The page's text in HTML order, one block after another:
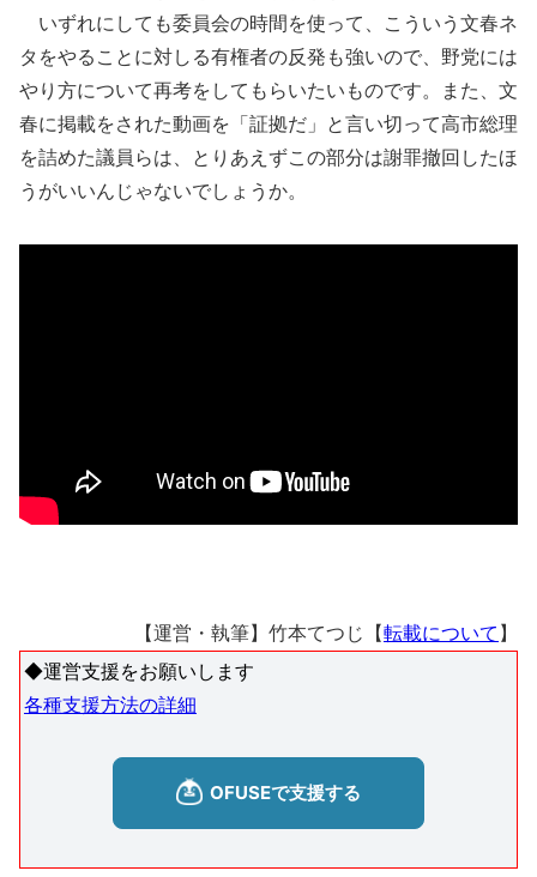
いずれにしても委員会の時間を使って、こういう文春ネ
タをやることに対しる有権者の反発も強いので、野党には
やり方について再考をしてもらいたいものです。また、文
春に掲載をされた動画を「証拠だ」と言い切って高市総理
を詰めた議員らは、とりあえずこの部分は謝罪撤回したほ
うがいいんじゃないでしょうか。
【運営・執筆】竹本てつじ【転載について 】
◆運営支援をお願いします
各種支援方法の詳細